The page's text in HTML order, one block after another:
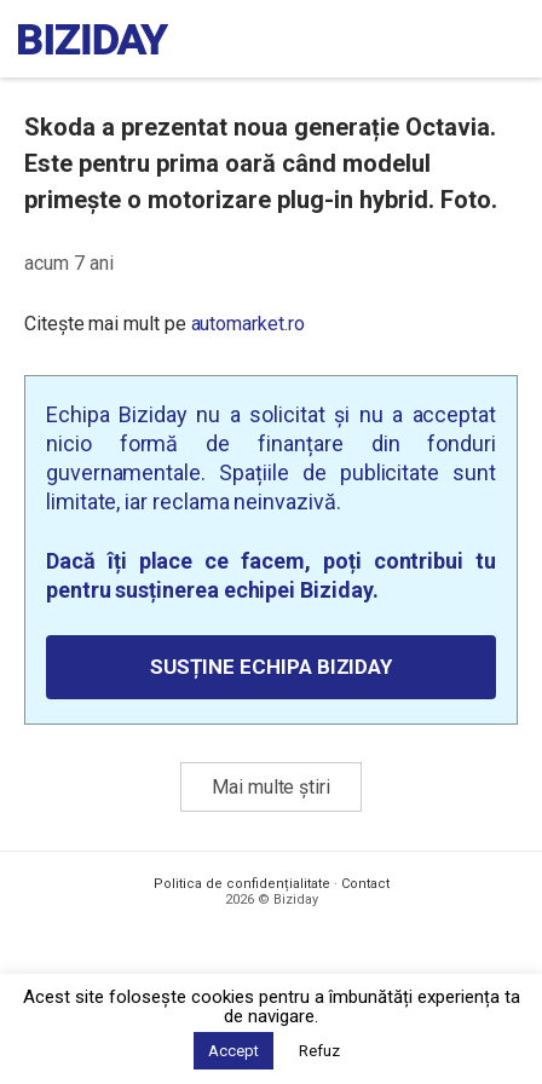
Skoda a prezentat noua generație Octavia.
Este pentru prima oară când modelul
primește o motorizare plug-in hybrid. Foto.
acum 7 ani
Citește mai mult pe automarket.ro
Echipa Biziday nu a solicitat și nu a acceptat
nicio formă de finanțare din fonduri
guvernamentale. Spațiile de publicitate sunt
limitate, iar reclama neinvazivă.
Dacă îți place ce facem, poți contribui tu
pentru susținerea echipei Biziday.
SUSȚINE ECHIPA BIZIDAY
Mai multe știri
Politica de confidențialitate · Contact
2026 © Biziday
Acest site foloseşte cookies pentru a îmbunătăți experiența ta
de navigare.
Accept Refuz